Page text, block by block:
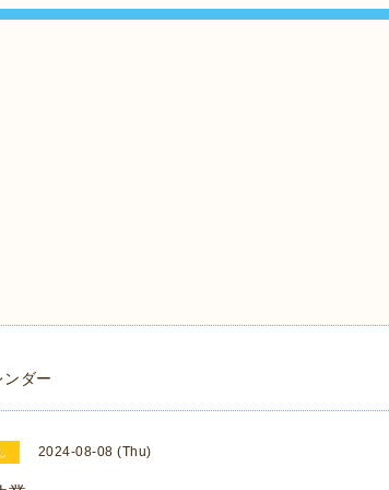
ンダー
2024-08-08 (Thu)